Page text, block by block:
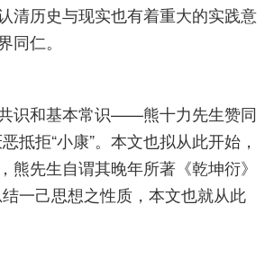
清历史与现实也有着重大的实践意
仁。
识和基本常识——熊十力先生赞同
抵拒“小康”。本文也拟从此开始，
先生自谓其晚年所著《乾坤衍》
一己思想之性质，本文也就从此